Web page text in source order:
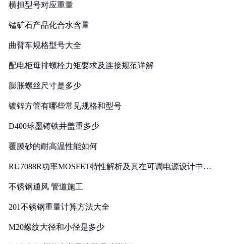
横担型号对应重量
锰矿石产品化合水含量
曲臂车规格型号大全
配电柜母排螺栓力矩要求及连接规范详解
膨胀螺丝尺寸是多少
镀锌方管有哪些常见规格和型号
D400球墨铸铁井盖重多少
覆膜砂的耐高温性能如何
RU7088R功率MOSFET特性解析及其在可调电源设计中的
不锈钢通风 管道施工
201不锈钢重量计算方法大全
M20螺纹大径和小径是多少